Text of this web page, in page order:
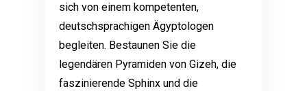
sich von einem kompetenten,
deutschsprachigen Ägyptologen
begleiten. Bestaunen Sie die
legendären Pyramiden von Gizeh, die
faszinierende Sphinx und die